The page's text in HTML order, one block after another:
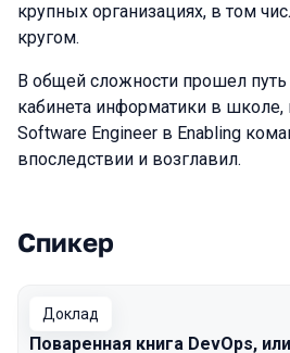
крупных организациях, в том
кругом.
В общей сложности прошел путь
кабинета информатики в школе,
Software Engineer в Enabling
впоследствии и возглавил.
Выступления в
Спикер
Доклад
Поваренная книга DevOps,